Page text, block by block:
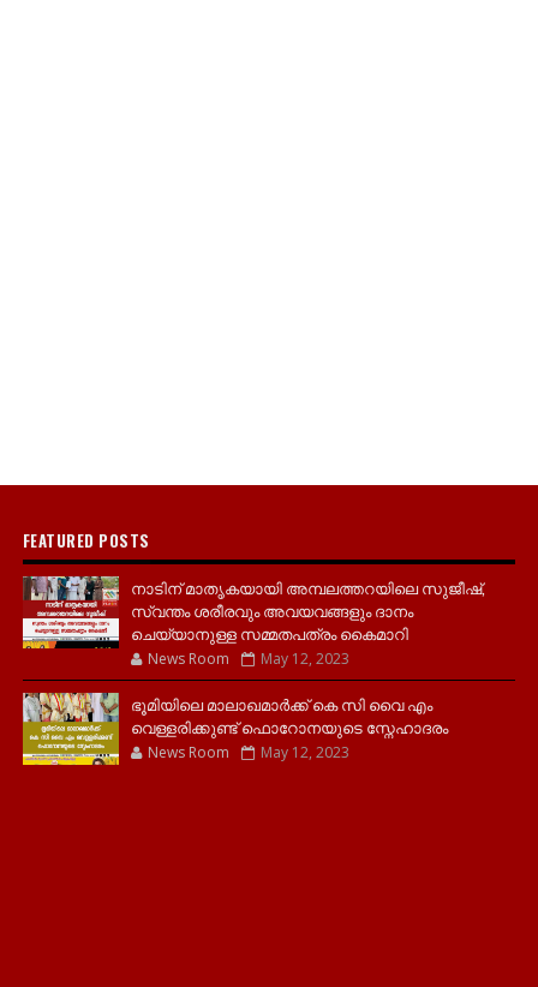
FEATURED POSTS
നാടിന് മാതൃകയായി അമ്പലത്തറയിലെ സുജീഷ്,
സ്വന്തം ശരീരവും അവയവങ്ങളും ദാനം
ചെയ്യാനുള്ള സമ്മതപത്രം കൈമാറി
News Room May 12, 2023
ഭൂമിയിലെ മാലാഖമാർക്ക് കെ സി വൈ എം
വെള്ളരിക്കുണ്ട് ഫൊറോനയുടെ സ്നേഹാദരം
News Room May 12, 2023